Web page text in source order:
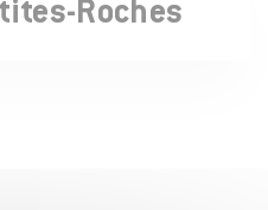
Roches